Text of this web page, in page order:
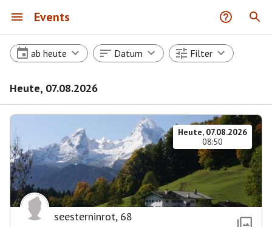
Events
ab heute Datum Filter
Heute, 07.08.2026
Heute, 07.08.2026
08:50
seesterninrot, 68